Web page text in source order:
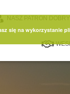
NASZ PATRON
się na wykorzystanie